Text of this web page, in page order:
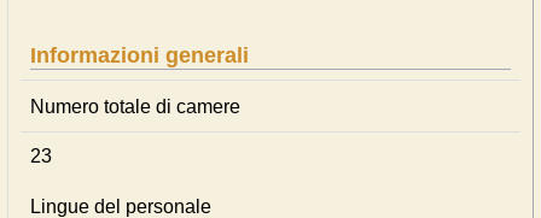
Informazioni generali
Numero totale di camere
23
Lingue del personale